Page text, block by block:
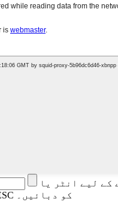
کے لیے انٹر یا
بند کرنے کے لیے ESC کو دبائیں۔